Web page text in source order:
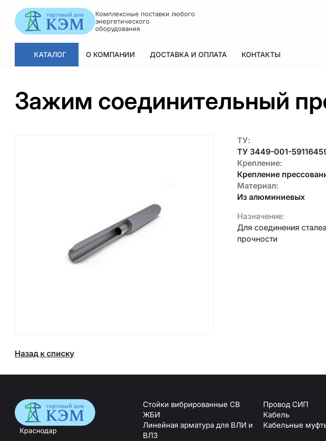
Комплексные поставки любого
энергетического
оборудования
КАТАЛОГ О КОМПАНИИ ДОСТАВКА И ОПЛАТА КОНТАКТЫ
Зажим соединительный
Назад к списку
ТУ:
ТУ 3449-001-
Крепление:
Крепление
Материал:
Из алюминиевых
Назначение:
Для соединения
прочности
Краснодар
Стойки вибрированные СВ
ЖБИ
Линейная арматура для ВЛИ и
ВЛЗ
Провод СИП
Кабель
Кабельные
Армавир